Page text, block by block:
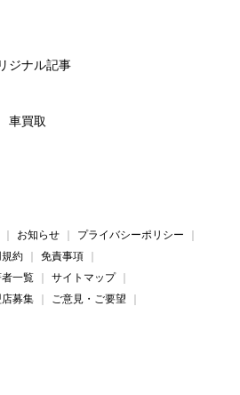
ジナル記事
車買取
お知らせ
プライバシーポリシー
約
免責事項
一覧
サイトマップ
募集
ご意見・ご要望